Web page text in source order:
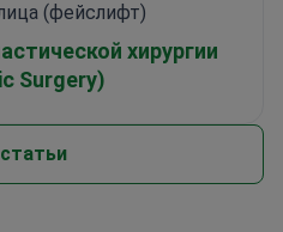
(фейслифт)
хирургии
Surgery)